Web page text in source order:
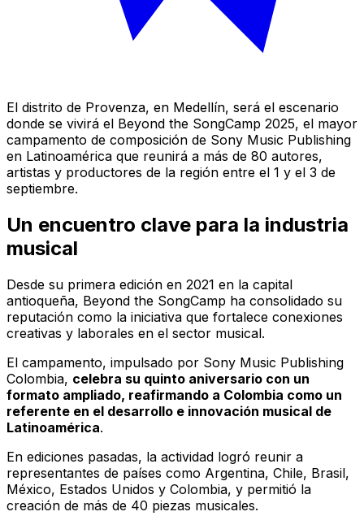
El distrito de Provenza, en Medellín, será el escenario
donde se vivirá el Beyond the SongCamp 2025, el mayor
campamento de composición de Sony Music Publishing
en Latinoamérica que reunirá a más de 80 autores,
artistas y productores de la región entre el 1 y el 3 de
septiembre.
Un encuentro clave para la industria
musical
Desde su primera edición en 2021 en la capital
antioqueña, Beyond the SongCamp ha consolidado su
reputación como la iniciativa que fortalece conexiones
creativas y laborales en el sector musical.
El campamento, impulsado por Sony Music Publishing
Colombia, celebra su quinto aniversario con un
formato ampliado, reafirmando a Colombia como un
referente en el desarrollo e innovación musical de
Latinoamérica.
En ediciones pasadas, la actividad logró reunir a
representantes de países como Argentina, Chile, Brasil,
México, Estados Unidos y Colombia, y permitió la
creación de más de 40 piezas musicales.